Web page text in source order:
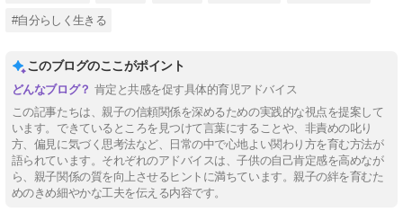
#自分らしく生きる
このブログのここがポイント
肯定と共感を促す具体的育児アドバイス
この記事たちは、親子の信頼関係を深めるための実践的な視点を提案して
います。できているところを見つけて言葉にすることや、非責めの叱り
方、偏見に気づく思考法など、日常の中で心地よい関わり方を育む方法が
語られています。それぞれのアドバイスは、子供の自己肯定感を高めなが
ら、親子関係の質を向上させるヒントに満ちています。親子の絆を育むた
めのきめ細やかな工夫を伝える内容です。